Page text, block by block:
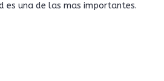
es una de las mas importantes. ⠀